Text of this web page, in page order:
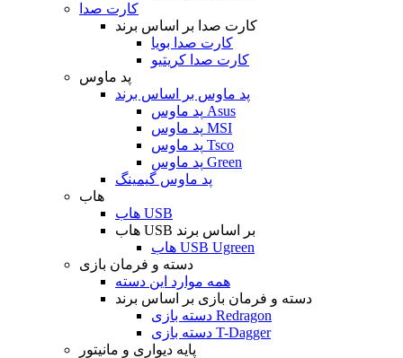
کارت صدا
کارت صدا بر اساس برند
کارت صدا بویا
کارت صدا کریتیو
پد ماوس
پد ماوس بر اساس برند
پد ماوس Asus
پد ماوس MSI
پد ماوس Tsco
پد ماوس Green
پد ماوس گیمینگ
هاب
هاب USB
هاب USB بر اساس برند
هاب USB Ugreen
دسته و فرمان بازی
همه موارد این دسته
دسته و فرمان بازی بر اساس برند
دسته بازی Redragon
دسته بازی T-Dagger
پایه دیواری و مانیتور